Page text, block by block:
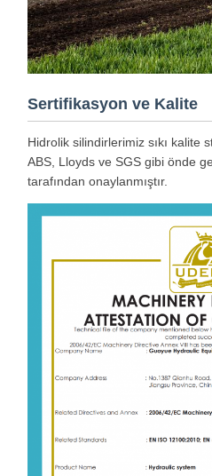
Sertifikasyon ve Kalite
Hidrolik silindirlerimiz sıkı kalite
ABS, Lloyds ve SGS gibi önde
tarafından onaylanmıştır.